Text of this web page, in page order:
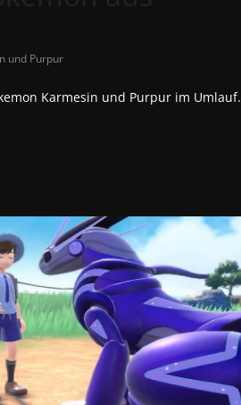
und Purpur
Karmesin und Purpur im Umlauf.